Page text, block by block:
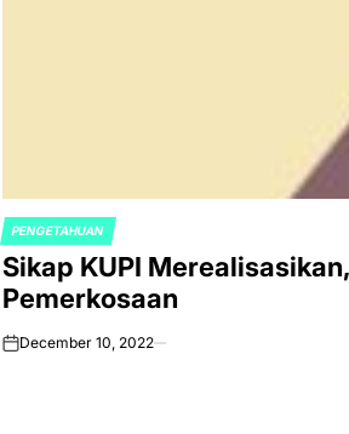
POSTED
IN
PENGETAHUAN
Sikap KUPI
Pemerkosaan
onDecember 10, 2022